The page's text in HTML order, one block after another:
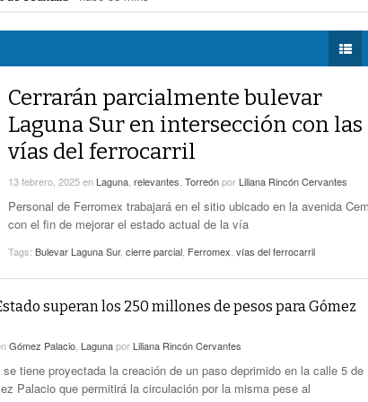
hace 19 horas -
Hay Que Esperar A Que Se Pongan De
Acuerdo Los Alcaldes: Presidente De La
hace 20 horas -
Van Más De 4 Mil Taxis Verificados En Torreón.
TWEETS AND
ESTÉREO GALLITO
de Gómez Palacio- hace 16 horas -
páginas fraudulentas- hace 17 horas -
programadas en Gómez Palacio
obliga a Lerdo a ajustar finanzas e incrementar
Cerrarán parcialmente bulevar
Laguna Sur en intersección con las
vías del ferrocarril
13 febrero, 2025en Laguna relevantes Torreónpor Liliana Rincón Cervantes
Personal de Ferromex trabajará en el sitio ubicado en la avenida
con el fin de mejorar el estado actual de la vía
Tags: Bulevar Laguna Sur, cierre parcial Ferromex vías del ferrocarril
superan los 250 millones de pesos para Gómez
Gómez Palacio Lagunapor Liliana Rincón Cervantes
tiene proyectada la creación de un paso deprimido en la calle 5 de
Palacio que permitirá la circulación por la misma pese al